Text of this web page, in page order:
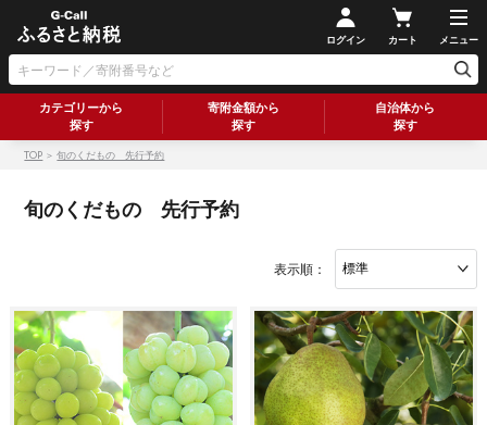
ログイン カート メニュー
カテゴリーから
探す
寄附金額から
探す
自治体から
探す
TOP ＞旬のくだもの 先行予約
旬のくだもの 先行予約
表示順：